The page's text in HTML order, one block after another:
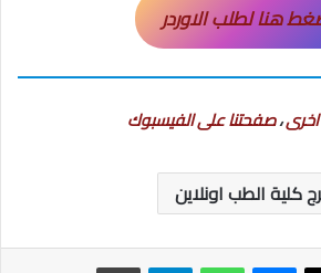
هنا لطلب الاوردر
،صفحتنا على الفيسبوك
كلية الطب اونلاين
ماسنجر واتساب تيلقرام طباعة